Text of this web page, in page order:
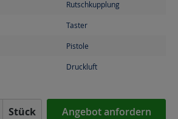
Rutschkupplung
Taster
Pistole
Druckluft
Gib den gewünschten
Stück Angebot anfordern